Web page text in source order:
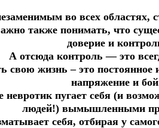
во всех областях,
также понимать, что
доверие и
А отсюда контроль — это
свою жизнь – это
напряжение и
невротик пугает себя (и
людей!) вымышленными
себя, отбирая у